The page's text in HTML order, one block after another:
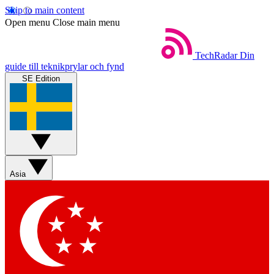
Skip to main content
Open menu Close main menu
TechRadar Din
guide till teknikprylar och fynd
SE Edition
Asia